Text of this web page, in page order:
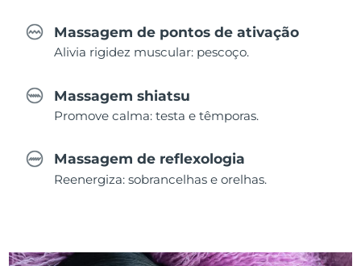
Massagem de pontos de ativação
Alivia rigidez muscular: pescoço.
Massagem shiatsu
Promove calma: testa e têmporas.
Massagem de reflexologia
Reenergiza: sobrancelhas e orelhas.